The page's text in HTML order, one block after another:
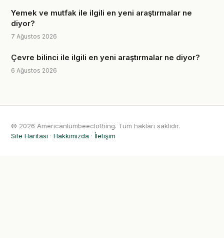
Yemek ve mutfak ile ilgili en yeni araştırmalar ne
diyor?
7 Ağustos 2026
Çevre bilinci ile ilgili en yeni araştırmalar ne diyor?
6 Ağustos 2026
© 2026 Americanlumbeeclothing. Tüm hakları saklıdır.
Site Haritası · Hakkımızda · İletişim